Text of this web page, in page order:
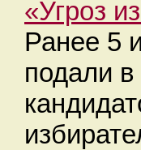
«Угроз
Ранее 5
подали